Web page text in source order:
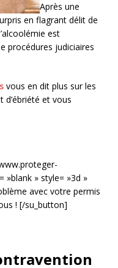
Après une
en flagrant délit de
est
procédures judiciaires
vous en dit plus sur les
d’ébriété et vous
» style= »3d »
avec votre permis
! [/su_button]